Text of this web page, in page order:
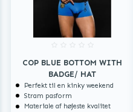
COP BLUE BOTTOM WITH
BADGE/ HAT
Perfekt til en kinky weekend
Stram pasform
Materiale af højeste kvalitet